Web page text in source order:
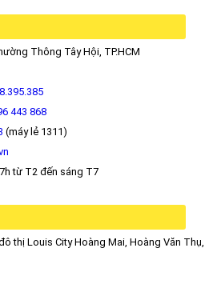
Thông Tây Hội, TP.HCM
443 868
(máy lẻ 1311)
từ T2 đến sáng T7
thị Louis City Hoàng Mai, Hoàng Văn Thụ,